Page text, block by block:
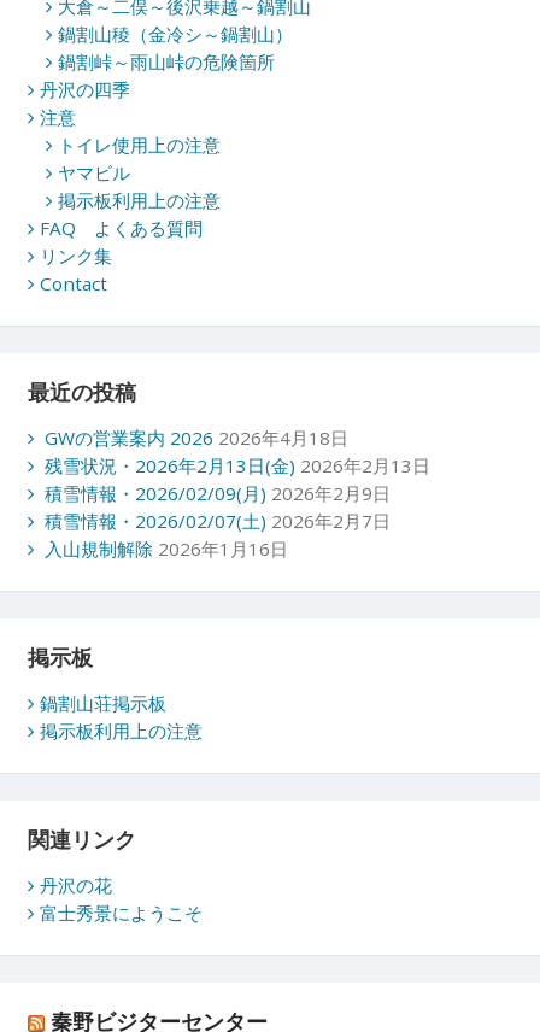
大倉～二俣～後沢乗越～鍋割山
鍋割山稜（金冷シ～鍋割山）
鍋割峠～雨山峠の危険箇所
丹沢の四季
注意
トイレ使用上の注意
ヤマビル
掲示板利用上の注意
FAQ よくある質問
リンク集
Contact
最近の投稿
GWの営業案内 2026 2026年4月18日
残雪状況・2026年2月13日(金) 2026年2月13日
積雪情報・2026/02/09(月) 2026年2月9日
積雪情報・2026/02/07(土) 2026年2月7日
入山規制解除 2026年1月16日
掲示板
鍋割山荘掲示板
掲示板利用上の注意
関連リンク
丹沢の花
富士秀景にようこそ
秦野ビジターセンター